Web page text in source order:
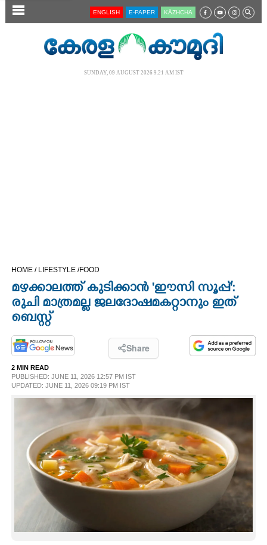
SECTIONS
OPINION
PHOTOS
LIFESTYLE
INFO+
ENGLISH E-PAPER KĀZHCHA
SUNDAY, 09 AUGUST 2026 9.21 AM IST
HOME / LIFESTYLE /FOOD
മഴക്കാലത്ത് കുടിക്കാൻ 'ഈസി സൂപ്പ്':
രുചി മാത്രമല്ല ജലദോഷമകറ്റാനും ഇത്
ബെസ്റ്റ്
Share
2 MIN READ
PUBLISHED: JUNE 11, 2026 12:57 PM IST
UPDATED: JUNE 11, 2026 09:19 PM IST